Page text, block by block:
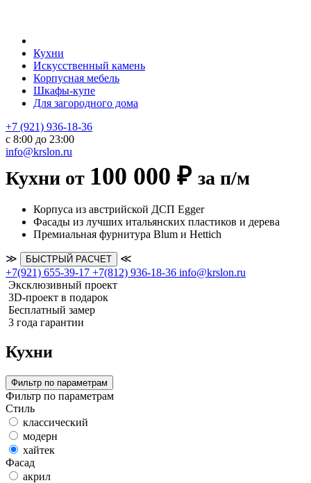
Кухни
Искусственный камень
Корпусная мебель
Шкафы-купе
Для загородного дома
+7 (921) 936-18-36
с 8:00 до 23:00
info@krslon.ru
Кухни от 100 000 ₽ за п/м
Корпуса из австрийской ДСП Egger
Фасады из лучших итальянских пластиков и дерева
Премиальная фурнитура Blum и Hettich
≫ БЫСТРЫЙ РАСЧЕТ
≪
+7(921) 655-39-17 +7(812) 936-18-36 info@krslon.ru
Эксклюзивный проект
3D-проект в подарок
Бесплатный замер
3 года гарантии
Кухни
Фильтр по параметрам
Фильтр по параметрам
Стиль
классический
модерн
хайтек
Фасад
акрил